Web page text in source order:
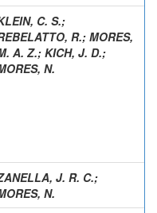
C. S.;
R.; MORES,
A. Z.; KICH, J. D.;
N.
J. R. C.;
N.